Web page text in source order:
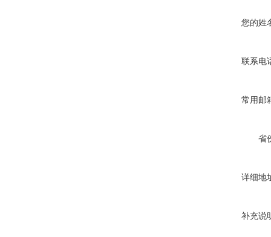
您的姓
联系电
常用邮
省
详细地
补充说